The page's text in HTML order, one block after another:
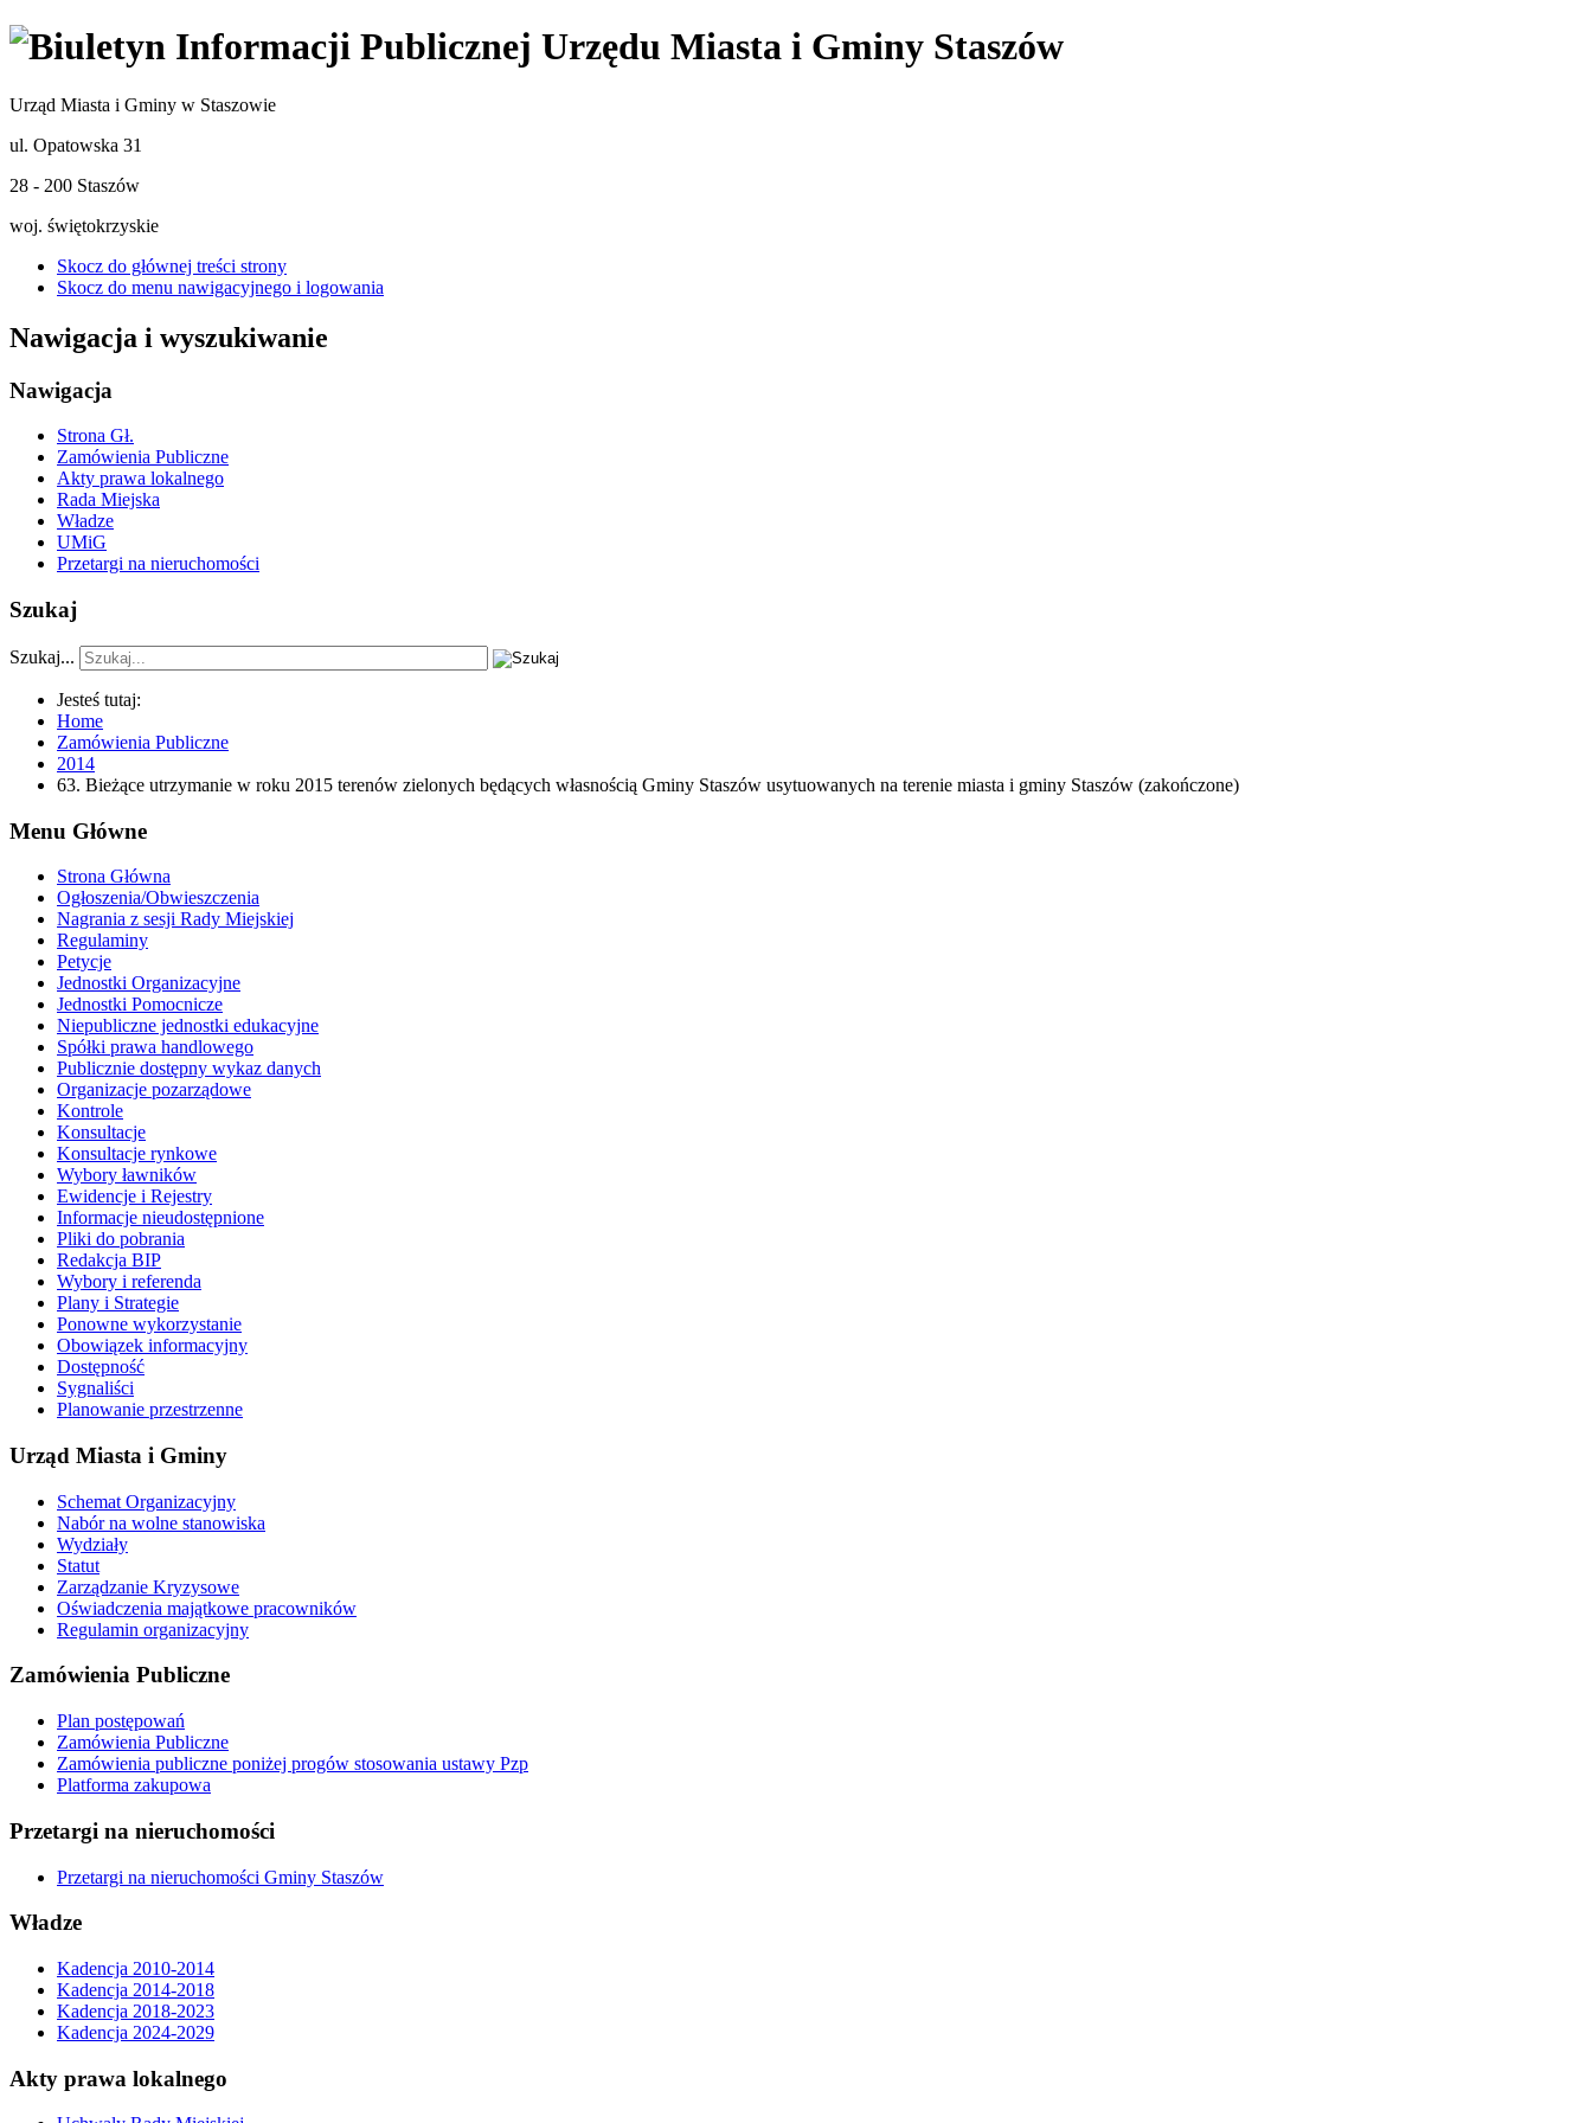
Urząd Miasta i Gminy w Staszowie
ul. Opatowska 31
28 - 200 Staszów
woj. świętokrzyskie
Skocz do głównej treści strony
Skocz do menu nawigacyjnego i logowania
Nawigacja i wyszukiwanie
Nawigacja
Strona Gł.
Zamówienia Publiczne
Akty prawa lokalnego
Rada Miejska
Władze
UMiG
Przetargi na nieruchomości
Szukaj
Szukaj...
Jesteś tutaj:
Home
Zamówienia Publiczne
2014
63. Bieżące utrzymanie w roku 2015 terenów zielonych będących własnością Gminy Staszów usytuowanych na terenie miasta i gminy Staszów (zakończone)
Menu Główne
Strona Główna
Ogłoszenia/Obwieszczenia
Nagrania z sesji Rady Miejskiej
Regulaminy
Petycje
Jednostki Organizacyjne
Jednostki Pomocnicze
Niepubliczne jednostki edukacyjne
Spółki prawa handlowego
Publicznie dostępny wykaz danych
Organizacje pozarządowe
Kontrole
Konsultacje
Konsultacje rynkowe
Wybory ławników
Ewidencje i Rejestry
Informacje nieudostępnione
Pliki do pobrania
Redakcja BIP
Wybory i referenda
Plany i Strategie
Ponowne wykorzystanie
Obowiązek informacyjny
Dostępność
Sygnaliści
Planowanie przestrzenne
Urząd Miasta i Gminy
Schemat Organizacyjny
Nabór na wolne stanowiska
Wydziały
Statut
Zarządzanie Kryzysowe
Oświadczenia majątkowe pracowników
Regulamin organizacyjny
Zamówienia Publiczne
Plan postępowań
Zamówienia Publiczne
Zamówienia publiczne poniżej progów stosowania ustawy Pzp
Platforma zakupowa
Przetargi na nieruchomości
Przetargi na nieruchomości Gminy Staszów
Władze
Kadencja 2010-2014
Kadencja 2014-2018
Kadencja 2018-2023
Kadencja 2024-2029
Akty prawa lokalnego